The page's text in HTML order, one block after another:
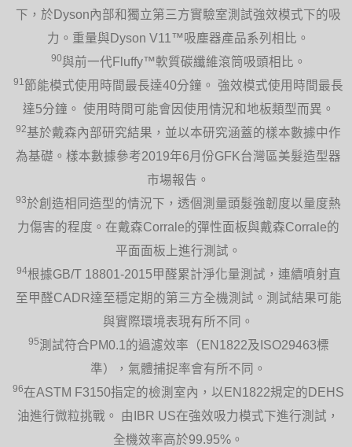
下，於Dyson內部和獨立第三方實驗室測試強效模式下的吸
力。重量與Dyson V11™吸塵器產品系列相比。
90與前一代Fluffy™軟質碳纖維滾筒吸頭相比。
91 節能模式使用時間最長達40分鐘。 強效模式使用時間最長
達5分鐘。 使用時間可能會因使用情況和地板類型而異。
92基於戴森內部研究結果，並以本研究涵蓋的樣本數據中作
為基礎。樣本數據參考2019年6月份GFK台灣區美髮造型器
市場報告。
93於創造相同造型的情況下，透個測量頭髮強韌度以量度熱
力傷害的程度。在戴森Corrale的彈性面板與戴森Corrale的
平面面板上進行測試。
94根據GB/T 18801-2015甲醛累計淨化量測試，連續噴射直
至甲醛CADR達至穩定期的第三方全機測試。測試結果可能
與實際環境表現有所不同。
95測試符合PM0.1的過濾效率（EN1822及ISO29463標
準），氣體捕捉率會有所不同。
96在ASTM F3150指定的檢測室內，以EN1822規定的DEHS
油進行微粒挑戰。 由IBR US在強效吸力模式下進行測試，
全機效率高於99.95%。